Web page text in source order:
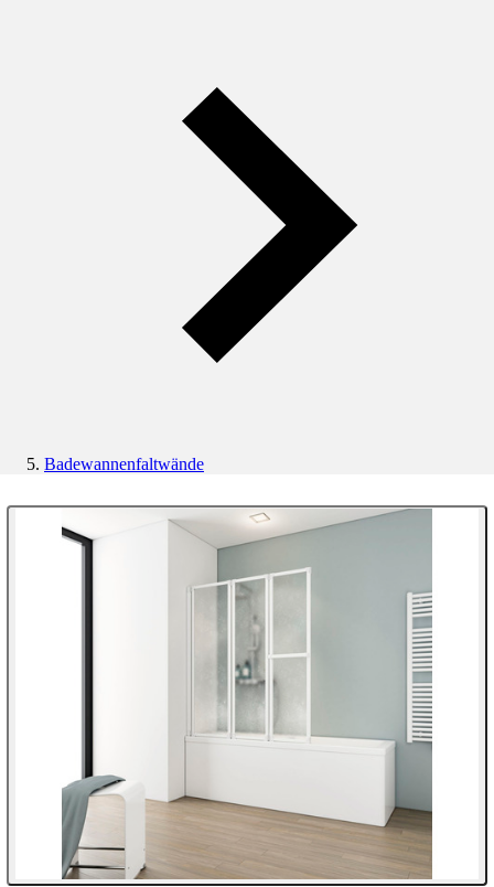
Badewannenfaltwände